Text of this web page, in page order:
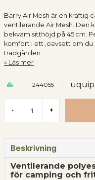
Barry Air Mesh är en kraftig
ventilerande Air Mesh. Den
bekväm sitthöjd på 45 cm.
komfort i ett ,oavsett om du
trädgården.
Läs mer
244055 uquip
- +
Beskrivning
Ventilerande
för camping och